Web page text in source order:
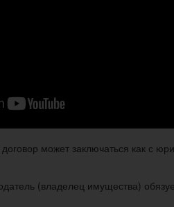
может заключаться как с
(владелец имущества)